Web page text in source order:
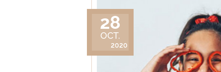
28
OCT.
2020